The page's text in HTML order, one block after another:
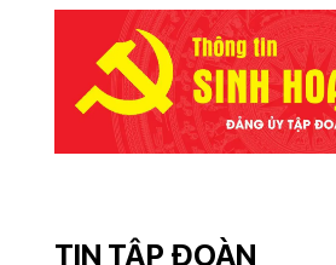
lại.
TIN TẬP ĐOÀN